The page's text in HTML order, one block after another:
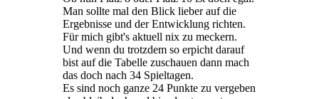
Man sollte mal den Blick lieber auf die
Ergebnisse und der Entwicklung richten.
Für mich gibt's aktuell nix zu meckern.
Und wenn du trotzdem so erpicht darauf
bist auf die Tabelle zuschauen dann mach
das doch nach 34 Spieltagen.
Es sind noch ganze 24 Punkte zu vergeben